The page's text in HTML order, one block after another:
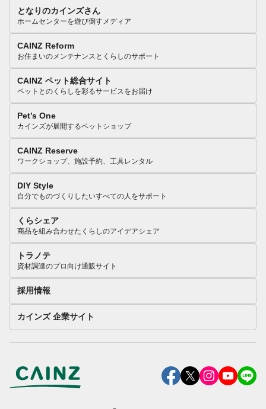
となりのカインズさん
ホームセンターを遊び倒すメディア
CAINZ Reform
お住まいのメンテナンスとくらしのサポート
CAINZ ペット総合サイト
ペットとのくらしを彩るサービスをお届け
Pet’s One
カインズが展開するペットショップ
CAINZ Reserve
ワークショップ、施設予約、工具レンタル
DIY Style
自分でものづくりしたいすべての人をサポート
くらシェア
商品を組み合わせたくらしのアイデアシェア
トラノテ
資材調達のプロ向け通販サイト
採用情報
カインズ 企業サイト